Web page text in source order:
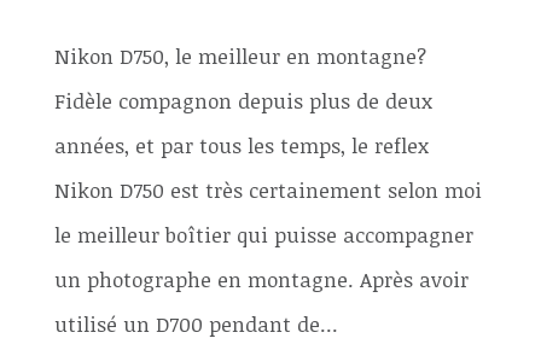
Nikon D750, le meilleur en montagne?
Fidèle compagnon depuis plus de deux
années, et par tous les temps, le reflex
Nikon D750 est très certainement selon moi
le meilleur boîtier qui puisse accompagner
un photographe en montagne. Après avoir
utilisé un D700 pendant de...